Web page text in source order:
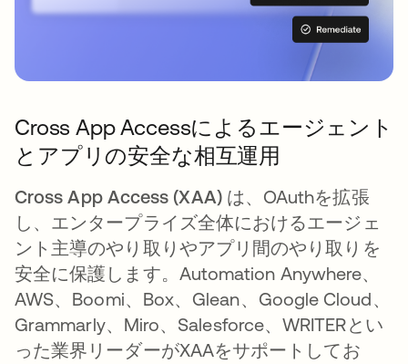
Cross App Accessによるエージェント
とアプリの安全な相互運用
Cross App Access (XAA) は、OAuthを拡張
し、エンタープライズ全体におけるエージェ
ント主導のやり取りやアプリ間のやり取りを
安全に保護します。Automation Anywhere、
AWS、Boomi、Box、Glean、Google Cloud、
Grammarly、Miro、Salesforce、WRITERとい
った業界リーダーがXAAをサポートしてお